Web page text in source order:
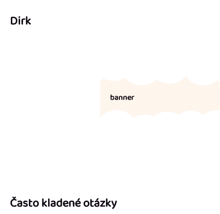
Dirk
banner
Často kladené otázky